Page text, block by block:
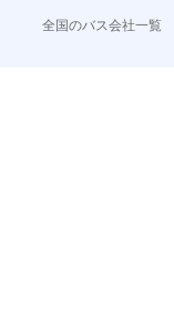
全国のバス会社一覧